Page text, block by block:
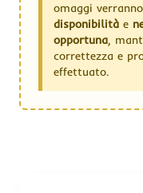
omaggi
disponibilità e
opportuna,
correttezza e
effettuato.